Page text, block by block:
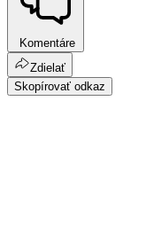
Komentáre
Zdielať
Skopírovať odkaz